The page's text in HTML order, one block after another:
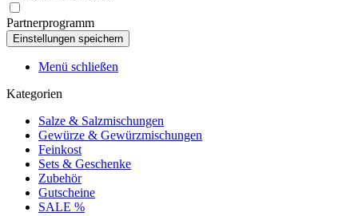
Partnerprogramm
Menü schließen
Kategorien
Salze & Salzmischungen
Gewürze & Gewürzmischungen
Feinkost
Sets & Geschenke
Zubehör
Gutscheine
SALE %